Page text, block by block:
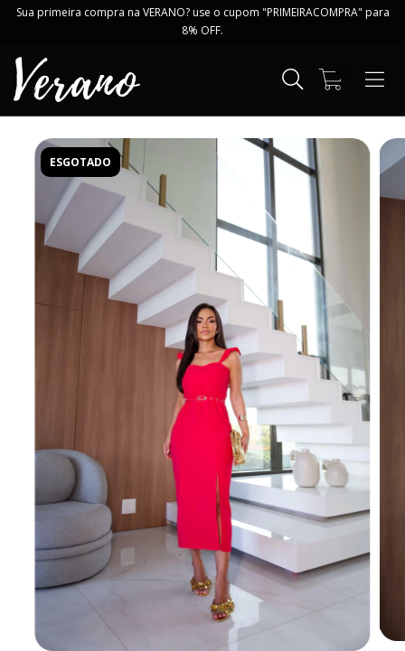
Sua primeira compra na VERANO? use o cupom "PRIMEIRACOMPRA" para
8% OFF.
ESGOTADO